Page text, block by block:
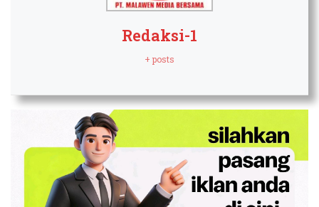
Redaksi-1
+ posts